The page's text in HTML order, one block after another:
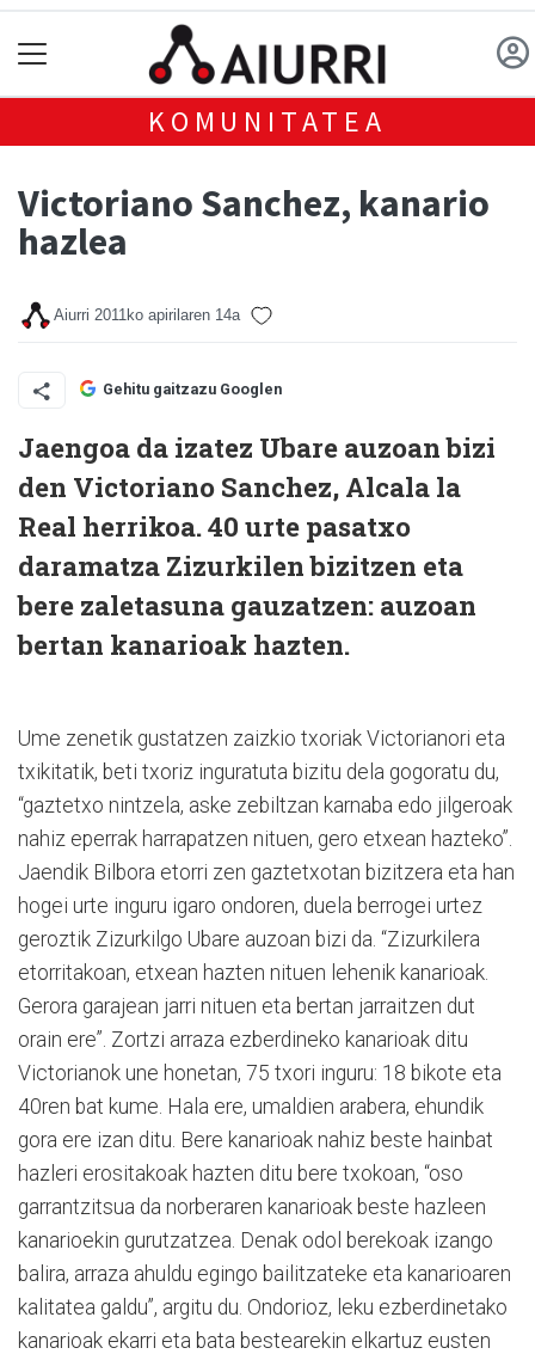
KOMUNITATEA
Victoriano Sanchez, kanario
hazlea
Aiurri 2011ko apirilaren 14a
Gehitu gaitzazu Googlen
Jaengoa da izatez Ubare auzoan bizi
den Victoriano Sanchez, Alcala la
Real herrikoa. 40 urte pasatxo
daramatza Zizurkilen bizitzen eta
bere zaletasuna gauzatzen: auzoan
bertan kanarioak hazten.
Ume zenetik gustatzen zaizkio txoriak Victorianori eta
txikitatik, beti txoriz inguratuta bizitu dela gogoratu du,
“gaztetxo nintzela, aske zebiltzan karnaba edo jilgeroak
nahiz eperrak harrapatzen nituen, gero etxean hazteko”.
Jaendik Bilbora etorri zen gaztetxotan bizitzera eta han
hogei urte inguru igaro ondoren, duela berrogei urtez
geroztik Zizurkilgo Ubare auzoan bizi da. “Zizurkilera
etorritakoan, etxean hazten nituen lehenik kanarioak.
Gerora garajean jarri nituen eta bertan jarraitzen dut
orain ere”. Zortzi arraza ezberdineko kanarioak ditu
Victorianok une honetan, 75 txori inguru: 18 bikote eta
40ren bat kume. Hala ere, umaldien arabera, ehundik
gora ere izan ditu. Bere kanarioak nahiz beste hainbat
hazleri erositakoak hazten ditu bere txokoan, “oso
garrantzitsua da norberaren kanarioak beste hazleen
kanarioekin gurutzatzea. Denak odol berekoak izango
balira, arraza ahuldu egingo bailitzateke eta kanarioaren
kalitatea galdu”, argitu du. Ondorioz, leku ezberdinetako
kanarioak ekarri eta bata bestearekin elkartuz eusten